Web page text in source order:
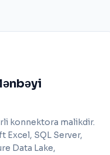
konnektora malikdir.
Excel, SQL Server,
Data Lake,